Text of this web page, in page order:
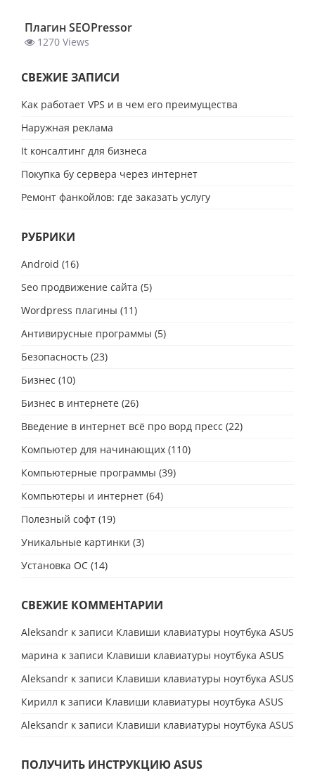
Плагин SEOPressor
1270 Views
СВЕЖИЕ ЗАПИСИ
Как работает VPS и в чем его преимущества
Наружная реклама
It консалтинг для бизнеса
Покупка бу сервера через интернет
Ремонт фанкойлов: где заказать услугу
РУБРИКИ
Android (16)
Seo продвижение сайта (5)
Wordpress плагины (11)
Антивирусные программы (5)
Безопасность (23)
Бизнес (10)
Бизнес в интернете (26)
Введение в интернет всё про ворд пресс (22)
Компьютер для начинающих (110)
Компьютерные программы (39)
Компьютеры и интернет (64)
Полезный софт (19)
Уникальные картинки (3)
Установка ОС (14)
СВЕЖИЕ КОММЕНТАРИИ
Aleksandr к записи Клавиши клавиатуры ноутбука ASUS
марина к записи Клавиши клавиатуры ноутбука ASUS
Aleksandr к записи Клавиши клавиатуры ноутбука ASUS
Кирилл к записи Клавиши клавиатуры ноутбука ASUS
Aleksandr к записи Клавиши клавиатуры ноутбука ASUS
ПОЛУЧИТЬ ИНСТРУКЦИЮ ASUS